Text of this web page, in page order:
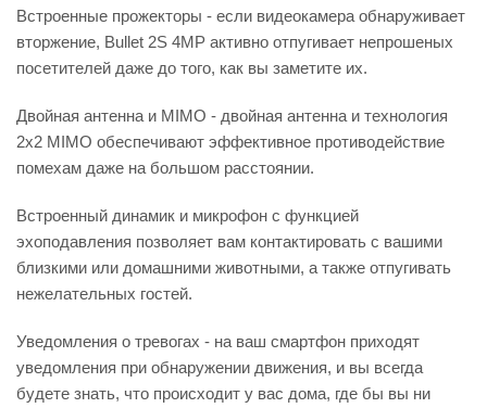
Встроенные прожекторы - если видеокамера обнаруживает
вторжение, Bullet 2S 4MP активно отпугивает непрошеных
посетителей даже до того, как вы заметите их.
Двойная антенна и MIMO - двойная антенна и технология
2x2 MIMO обеспечивают эффективное противодействие
помехам даже на большом расстоянии.
Встроенный динамик и микрофон с функцией
эхоподавления позволяет вам контактировать с вашими
близкими или домашними животными, а также отпугивать
нежелательных гостей.
Уведомления о тревогах - на ваш смартфон приходят
уведомления при обнаружении движения, и вы всегда
будете знать, что происходит у вас дома, где бы вы ни